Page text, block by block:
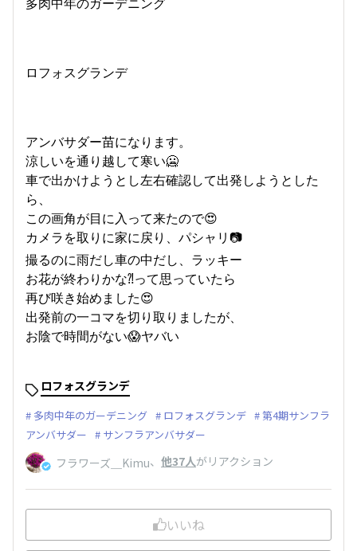
ロフォスグランデ
アンバサダー苗になります。
涼しいを通り越して寒い🥶
車で出かけようとし左右確認して出発しようとした
ら、
この画角が目に入って来たので😍
カメラを取りに家に戻り、パシャリ📷
撮るのに雨だし車の中だし、ラッキー
お花が終わりかな⁈って思っていたら
再び咲き始めました😍
出発前の一コマを切り取りましたが、
お陰で時間がない😱ヤバい
ロフォスグランデ
多肉中年のガーデニング ロフォスグランデ
第4期サンフラ
アンバサダー
サンフラアンバサダー
フラワーズ＿Kimu、 他37人がリアクション
いいね